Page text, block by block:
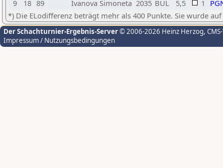
9
18 89 Ivanova Simoneta 2035 BUL 5,5 1
*) Die ELodifferenz beträgt mehr als 400 Punkte. Sie wurde
Der Schachturnier-Ergebnis-Server© 2006-2026 Heinz Herzog,
Impressum / Nutzungsbedingungen